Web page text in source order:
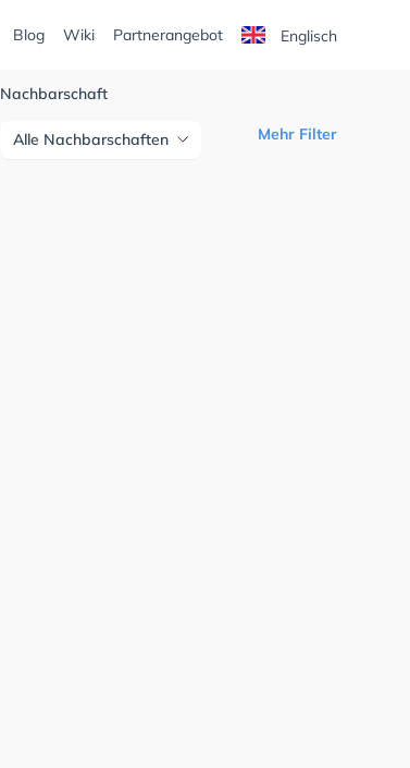
Blog Wiki Partnerangebot Englisch
Nachbarschaft
Alle Nachbarschaften Mehr Filter